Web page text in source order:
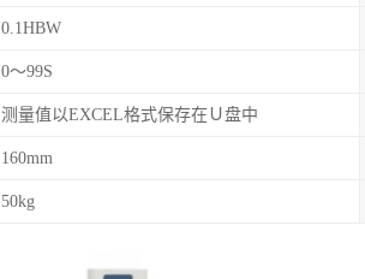
0.1HBW
0～99S
测量值以EXCEL格式保存在Ｕ盘中
160mm
50kg